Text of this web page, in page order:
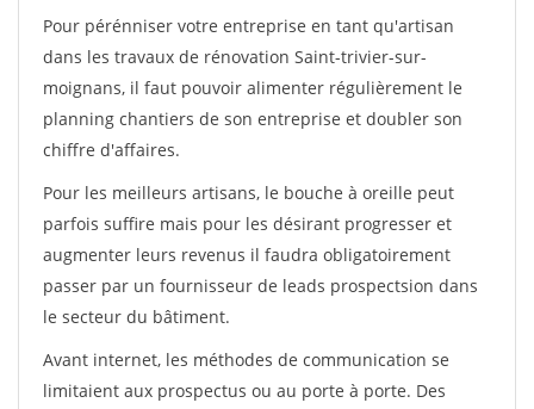
Pour pérénniser votre entreprise en tant qu'artisan
dans les travaux de rénovation Saint-trivier-sur-
moignans, il faut pouvoir alimenter régulièrement le
planning chantiers de son entreprise et doubler son
chiffre d'affaires.
Pour les meilleurs artisans, le bouche à oreille peut
parfois suffire mais pour les désirant progresser et
augmenter leurs revenus il faudra obligatoirement
passer par un fournisseur de leads prospectsion dans
le secteur du bâtiment.
Avant internet, les méthodes de communication se
limitaient aux prospectus ou au porte à porte. Des